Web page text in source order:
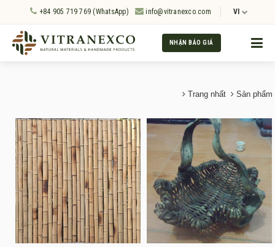
+84 905 719 769 (WhatsApp) info@vitranexco.com VI
NHẬN BÁO GIÁ
Trang nhất Sản phẩm